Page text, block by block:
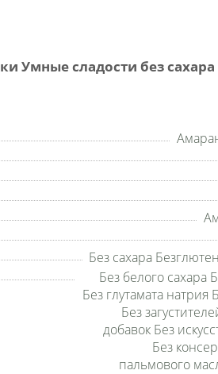
Умные сладости без
Без сахара
Без белого сахара
Без глутамата
Без
добавок Без
Без
пальмового